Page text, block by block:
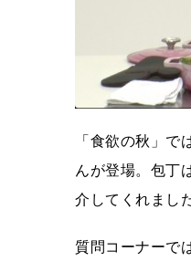
「食欲の秋」
んが登場。包丁
介してくれまし
質問コーナーで